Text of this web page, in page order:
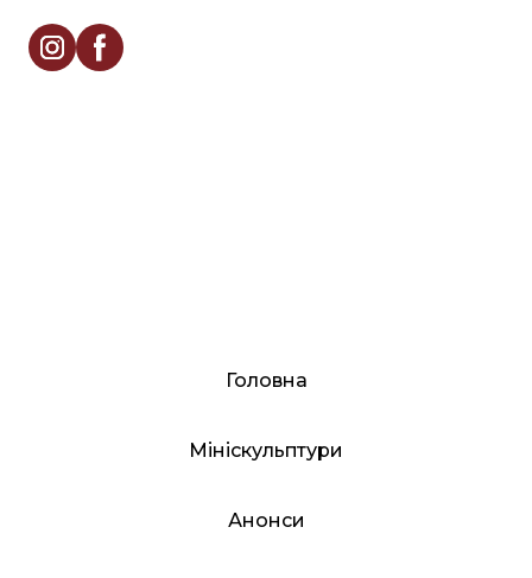
Головна
Мініскульптури
Анонси